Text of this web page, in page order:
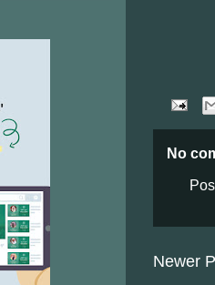
No
Newer